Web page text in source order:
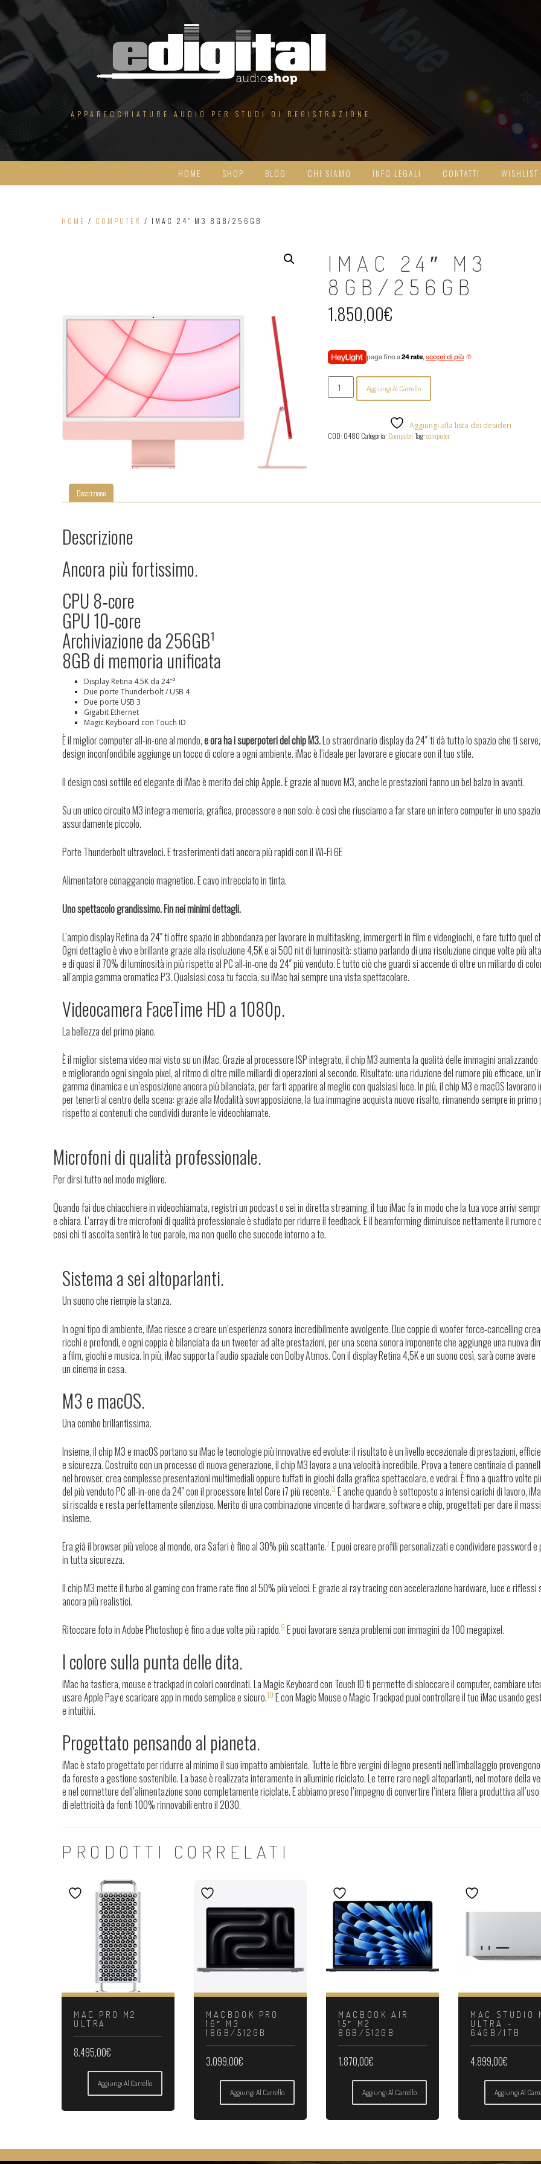
Salta
al
contenuto
APPARECCHIATURE AUDIO PER STUDI DI REGISTRAZIONE
HOME SHOP BLOG CHI SIAMO INFO LEGALI CONTATTI WISHLIST
HOME / COMPUTER / IMAC 24″ M3 8GB/256GB
IMAC 24″ M3
8GB/256GB
1.850,00€
paga fino a24 rate, scopri di più
M3
Aggiungi Al Carrello
Aggiungi alla lista dei desideri
COD: 0480 Categoria: ComputerTag:computer
Descrizione
Descrizione
Ancora più fortissimo.
CPU 8‑core
GPU 10‑core
Archiviazione da 256GB¹
8GB di memoria unificata
Display Retina 4.5K da 24″²
Due porte Thunderbolt / USB 4
Due porte USB 3
Gigabit Ethernet
Magic Keyboard con Touch ID
È il miglior computer all-in-one al mondo,e ora ha i superpoteri del chip M3.Lo straordinario display da 24″1ti dà tutto lo spazio che ti
design inconfondibile aggiunge un tocco di colore a ogni ambiente. iMac è l’ideale per lavorare e giocare con il tuo stile.
Il design così sottile ed elegante di iMac è merito dei chip Apple. E grazie al nuovo M3, anche le prestazioni fanno un bel balzo in avanti.
Su un unico circuito M3 integra memoria, grafica, processore e non solo: è così che riusciamo a far stare un intero computer in uno
assurdamente piccolo.
Porte Thunderbolt ultraveloci.E trasferimenti dati ancora più rapidi con il Wi-Fi 6E
Alimentatore conaggancio magnetico.E cavo intrecciato in tinta.
Uno spettacolo grandissimo.Fin nei minimi dettagli.
L’ampio display Retina da 24″ ti offre spazio in abbondanza per lavorare in multitasking, immergerti in film e videogiochi, e fare tutto quel
Ogni dettaglio è vivo e brillante grazie alla risoluzione 4,5K e ai 500 nit di luminosità: stiamo parlando di unarisoluzione cinque volte più alta
e diquasi il 70% di luminosità in piùrispetto al PC all‑in‑one da 24″ più venduto. E tutto ciò che guardi si accende di oltre un miliardo di
all’ampia gamma cromatica P3. Qualsiasi cosa tu faccia, su iMac hai sempre una vista spettacolare.
Videocamera FaceTime HD a 1080p.
La bellezza del primo piano.
È il miglior sistema video mai visto su un iMac. Grazie al processore ISP integrato, il chip M3 aumenta la qualità delle immagini analizzando
e migliorando ogni singolo pixel, al ritmo di oltre mille miliardi di operazioni al secondo. Risultato: una riduzione del rumore più efficace,
gamma dinamica e un’esposizione ancora più bilanciata, per farti apparire al meglio con qualsiasi luce. In più, il chip M3 e macOS lavorano
per tenerti al centro della scena: grazie alla Modalità sovrapposizione, la tua immagine acquista nuovo risalto, rimanendo sempre in primo
rispetto ai contenuti che condividi durante le videochiamate.
Microfoni di qualità professionale.
Per dirsi tutto nel modo migliore.
Quando fai due chiacchiere in videochiamata, registri un podcast o sei in diretta streaming, il tuo iMac fa in modo che la tua voce arrivi
e chiara. L’array di tre microfoni di qualità professionale è studiato per ridurre il feedback. E il beamforming diminuisce nettamente il rumore
così chi ti ascolta sentirà le tue parole, ma non quello che succede intorno a te.
Sistema a sei altoparlanti.
Un suono che riempie la stanza.
In ogni tipo di ambiente, iMac riesce a creare un’esperienza sonora incredibilmente avvolgente. Due coppie di woofer force-cancelling
ricchi e profondi, e ogni coppia è bilanciata da un tweeter ad alte prestazioni, per una scena sonora imponente che aggiunge una nuova
a film, giochi e musica. In più, iMac supporta l’audio spaziale con Dolby Atmos. Con il display Retina 4,5K e un suono così, sarà come avere
un cinema in casa.
M3 e macOS.
Una combo brillantissima.
Insieme, il chip M3 e macOS portano su iMac le tecnologie più innovative ed evolute: il risultato è un livello eccezionale di prestazioni,
e sicurezza. Costruito con un processo di nuova generazione, il chip M3 lavora a una velocità incredibile. Prova a tenere centinaia di
nel browser, crea complesse presentazioni multimediali oppure tuffati in giochi dalla grafica spettacolare, e vedrai. Èfino a quattro volte
del più venduto PC all-in-one da 24″ con il processore Intel Core i7 più recente.3 E anche quando è sottoposto a intensi carichi di lavoro,
si riscalda e resta perfettamente silenzioso. Merito di una combinazione vincente di hardware, software e chip, progettati per dare il
insieme.
Era già il browser più veloce al mondo, oraSafari è fino al 30% più scattante.7 E puoi creare profili personalizzati e condividere password e
in tutta sicurezza.
Il chip M3 mette il turbo al gaming conframe rate fino al 50% più veloci. E grazie al ray tracing con accelerazione hardware, luce e riflessi
ancora più realistici.
Ritoccare foto in Adobe Photoshop èfino a due volte più rapido.9 E puoi lavorare senza problemi con immagini da 100 megapixel.
l coloresulla punta delle dita.
iMac ha tastiera, mouse e trackpad in colori coordinati. La Magic Keyboard con Touch ID ti permette di sbloccare il computer, cambiare
usare Apple Pay e scaricare app in modo semplice e sicuro.10 E con Magic Mouse o Magic Trackpad puoi controllare il tuo iMac usando
e intuitivi.
Progettato pensando al pianeta.
iMac è stato progettato per ridurre al minimo il suo impatto ambientale. Tutte le fibre vergini di legno presenti nell’imballaggio provengono
da foreste a gestione sostenibile. La base è realizzata interamente in alluminio riciclato. Le terre rare negli altoparlanti, nel motore della
e nel connettore dell’alimentazione sono completamente riciclate. E abbiamo preso l’impegno di convertire l’intera filiera produttiva all’uso
di elettricità da fonti 100% rinnovabili entro il 2030.
PRODOTTI CORRELATI
MAC PRO M2
ULTRA
8.495,00€
Aggiungi Al Carrello
MACBOOK PRO
16″ M3
18GB/512GB
3.099,00€
Aggiungi Al Carrello
MACBOOK AIR
15″ M2
8GB/512GB
1.870,00€
Aggiungi Al Carrello
MAC STUDIO
ULTRA –
64GB/1TB
4.899,00€
Aggiungi Al